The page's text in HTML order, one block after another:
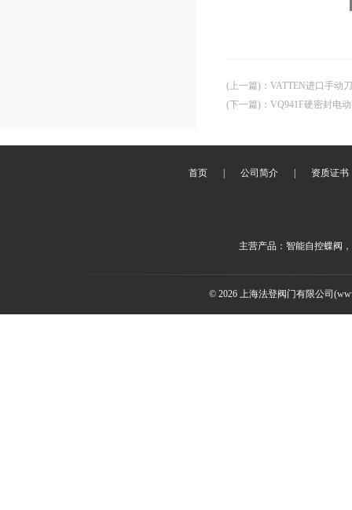
(上一篇) ： VATTEN进口手动
(下一篇) ： VQ941F硬密封电
首页 公司简介 资质证书
主营产品：智能自控蝶阀
© 2026 上海法登阀门有限公司